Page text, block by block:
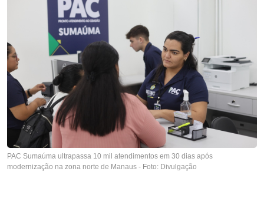
PAC Sumaúma ultrapassa 10 mil atendimentos em 30 dias após
modernização na zona norte de Manaus - Foto: Divulgação